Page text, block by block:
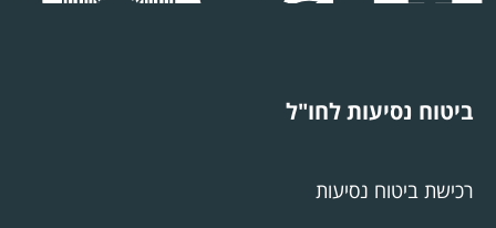
ביטוח נסיעות לחו"ל
רכישת ביטוח נסיעות